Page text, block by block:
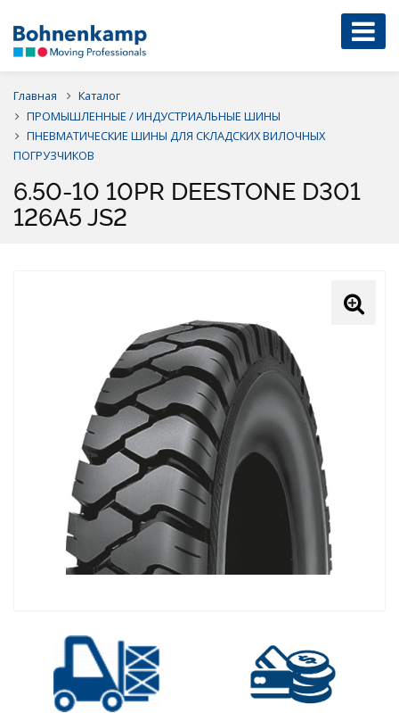
Главная
Каталог
ПРОМЫШЛЕННЫЕ / ИНДУСТРИАЛЬНЫЕ ШИНЫ
ПНЕВМАТИЧЕСКИЕ ШИНЫ ДЛЯ СКЛАДСКИХ ВИЛОЧНЫХ
ПОГРУЗЧИКОВ
6.50-10 10PR DEESTONE D301
126A5 JS2